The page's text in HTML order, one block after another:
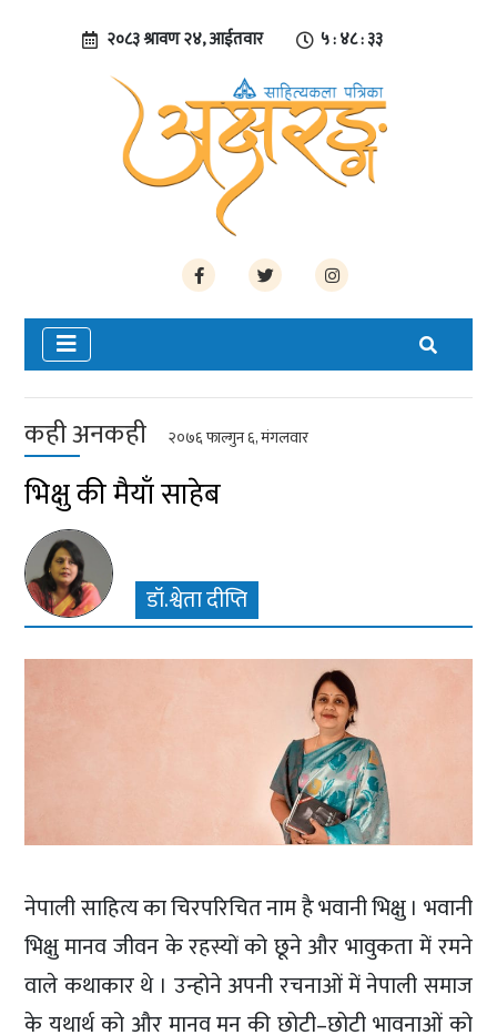
२०८३ श्रावण २४, आईतवार ५ : ४८ : ३३
कही अनकही २०७६ फाल्गुन ६, मंगलवार
भिक्षु की मैयाँ साहेब
डॉ.श्वेता दीप्ति
नेपाली साहित्य का चिरपरिचित नाम है भवानी भिक्षु । भवानी
भिक्षु मानव जीवन के रहस्यों को छूने और भावुकता में रमने
वाले कथाकार थे । उन्होने अपनी रचनाओं में नेपाली समाज
के यथार्थ को और मानव मन की छोटी–छोटी भावनाओं को